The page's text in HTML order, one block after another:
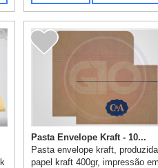
Pasta Envelope Kraft - 10...
Pasta envelope kraft,
papel kraft 400gr, impressão